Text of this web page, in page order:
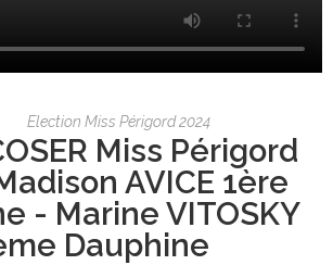
Election Miss Périgord 2024
Miss Périgord
AVICE 1ère
- Marine VITOSKY
Dauphine